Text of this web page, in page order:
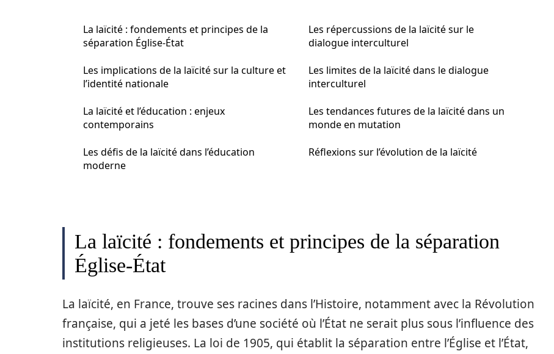
La laïcité : fondements et principes de la
séparation Église-État
Les implications de la laïcité sur la culture et
l’identité nationale
La laïcité et l’éducation : enjeux
contemporains
Les défis de la laïcité dans l’éducation
moderne
Les répercussions de la laïcité sur le
dialogue interculturel
Les limites de la laïcité dans le dialogue
interculturel
Les tendances futures de la laïcité dans un
monde en mutation
Réflexions sur l’évolution de la laïcité
La laïcité : fondements et principes de la séparation
Église-État
La laïcité, en France, trouve ses racines dans l’Histoire, notamment avec la Révolution
française, qui a jeté les bases d’une société où l’État ne serait plus sous l’influence des
institutions religieuses. La loi de 1905, qui établit la séparation entre l’Église et l’État,